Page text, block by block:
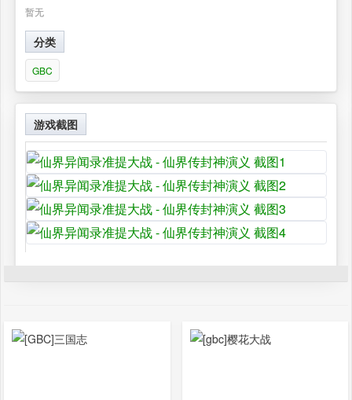
暂无
分类
GBC
游戏截图